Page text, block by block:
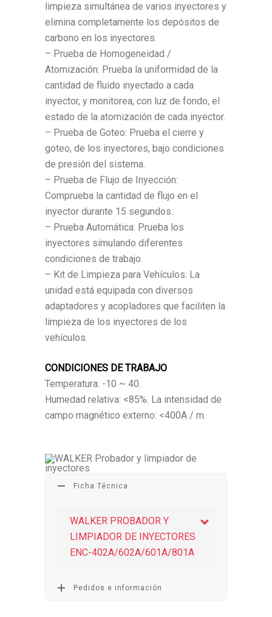
limpieza simultánea de varios inyectores y
elimina completamente los depósitos de
carbono en los inyectores.
– Prueba de Homogeneidad /
Atomización: Prueba la uniformidad de la
cantidad de fluido inyectado a cada
inyector, y monitorea, con luz de fondo, el
estado de la atomización de cada inyector.
– Prueba de Goteo: Prueba el cierre y
goteo, de los inyectores, bajo condiciones
de presión del sistema.
– Prueba de Flujo de Inyección:
Comprueba la cantidad de flujo en el
inyector durante 15 segundos.
– Prueba Automática: Prueba los
inyectores simulando diferentes
condiciones de trabajo.
– Kit de Limpieza para Vehículos: La
unidad está equipada con diversos
adaptadores y acopladores que faciliten la
limpieza de los inyectores de los
vehículos.
CONDICIONES DE TRABAJO
Temperatura: -10 ~ 40.
Humedad relativa: <85%. La intensidad de
campo magnético externo: <400A / m.
Ficha Técnica
WALKER PROBADOR Y
LIMPIADOR DE INYECTORES
ENC-402A/602A/601A/801A
Pedidos e información